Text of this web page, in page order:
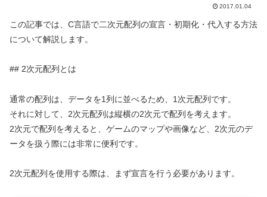
2017.01.04
この記事では、C言語で二次元配列の宣言・初期化・代入する方法
について解説します。
## 2次元配列とは
通常の配列は、データを1列に並べるため、1次元配列です。
それに対して、2次元配列は縦横の2次元で配列を考えます。
2次元で配列を考えると、ゲームのマップや画像など、2次元のデ
ータを扱う際には非常に便利です。
2次元配列を使用する際は、まず宣言を行う必要があります。